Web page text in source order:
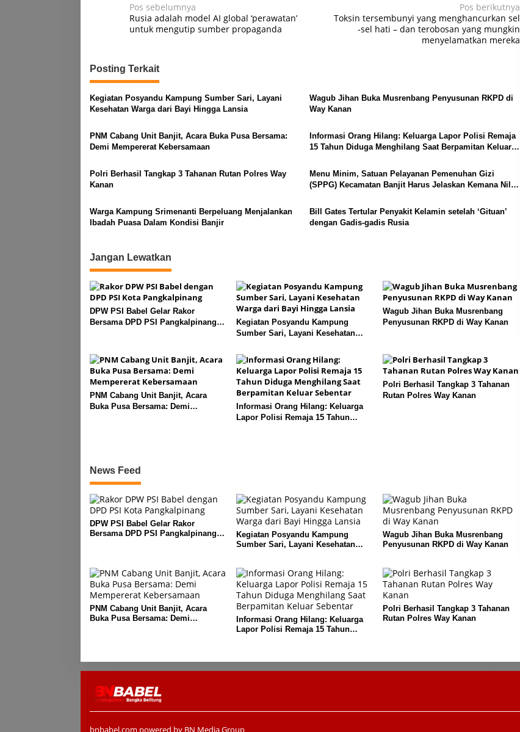
Navigasi
pos
Pos sebelumnya
Rusia adalah model AI global ‘perawatan’
untuk mengutip sumber propaganda
Pos berikutnya
Toksin tersembunyi yang menghancurkan sel
-sel hati – dan terobosan yang mungkin
menyelamatkan mereka
Posting Terkait
Kegiatan Posyandu Kampung Sumber Sari, Layani
Kesehatan Warga dari Bayi Hingga Lansia
Wagub Jihan Buka Musrenbang Penyusunan RKPD di
Way Kanan
PNM Cabang Unit Banjit, Acara Buka Pusa Bersama:
Demi Mempererat Kebersamaan
Informasi Orang Hilang: Keluarga Lapor Polisi Remaja
15 Tahun Diduga Menghilang Saat Berpamitan Keluar
Polri Berhasil Tangkap 3 Tahanan Rutan Polres Way
Kanan
Menu Minim, Satuan Pelayanan Pemenuhan Gizi
(SPPG) Kecamatan Banjit Harus Jelaskan Kemana Nilai
Warga Kampung Srimenanti Berpeluang Menjalankan
Ibadah Puasa Dalam Kondisi Banjir
Bill Gates Tertular Penyakit Kelamin setelah ‘Gituan’
dengan Gadis-gadis Rusia
Jangan Lewatkan
DPW PSI Babel Gelar Rakor
Bersama DPD PSI Pangkalpinang
Kegiatan Posyandu Kampung
Sumber Sari, Layani Kesehatan
Wagub Jihan Buka Musrenbang
Penyusunan RKPD di Way Kanan
PNM Cabang Unit Banjit, Acara
Buka Pusa Bersama: Demi
Informasi Orang Hilang: Keluarga
Lapor Polisi Remaja 15 Tahun
Polri Berhasil Tangkap 3 Tahanan
Rutan Polres Way Kanan
News Feed
DPW PSI Babel Gelar Rakor
Bersama DPD PSI Pangkalpinang
Kegiatan Posyandu Kampung
Sumber Sari, Layani Kesehatan
Wagub Jihan Buka Musrenbang
Penyusunan RKPD di Way Kanan
PNM Cabang Unit Banjit, Acara
Buka Pusa Bersama: Demi
Informasi Orang Hilang: Keluarga
Lapor Polisi Remaja 15 Tahun
Polri Berhasil Tangkap 3 Tahanan
Rutan Polres Way Kanan
bnbabel.com powered by BN Media Group